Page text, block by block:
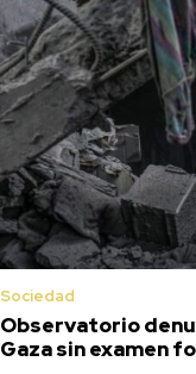
Sociedad
Observatorio
Gaza sin examen